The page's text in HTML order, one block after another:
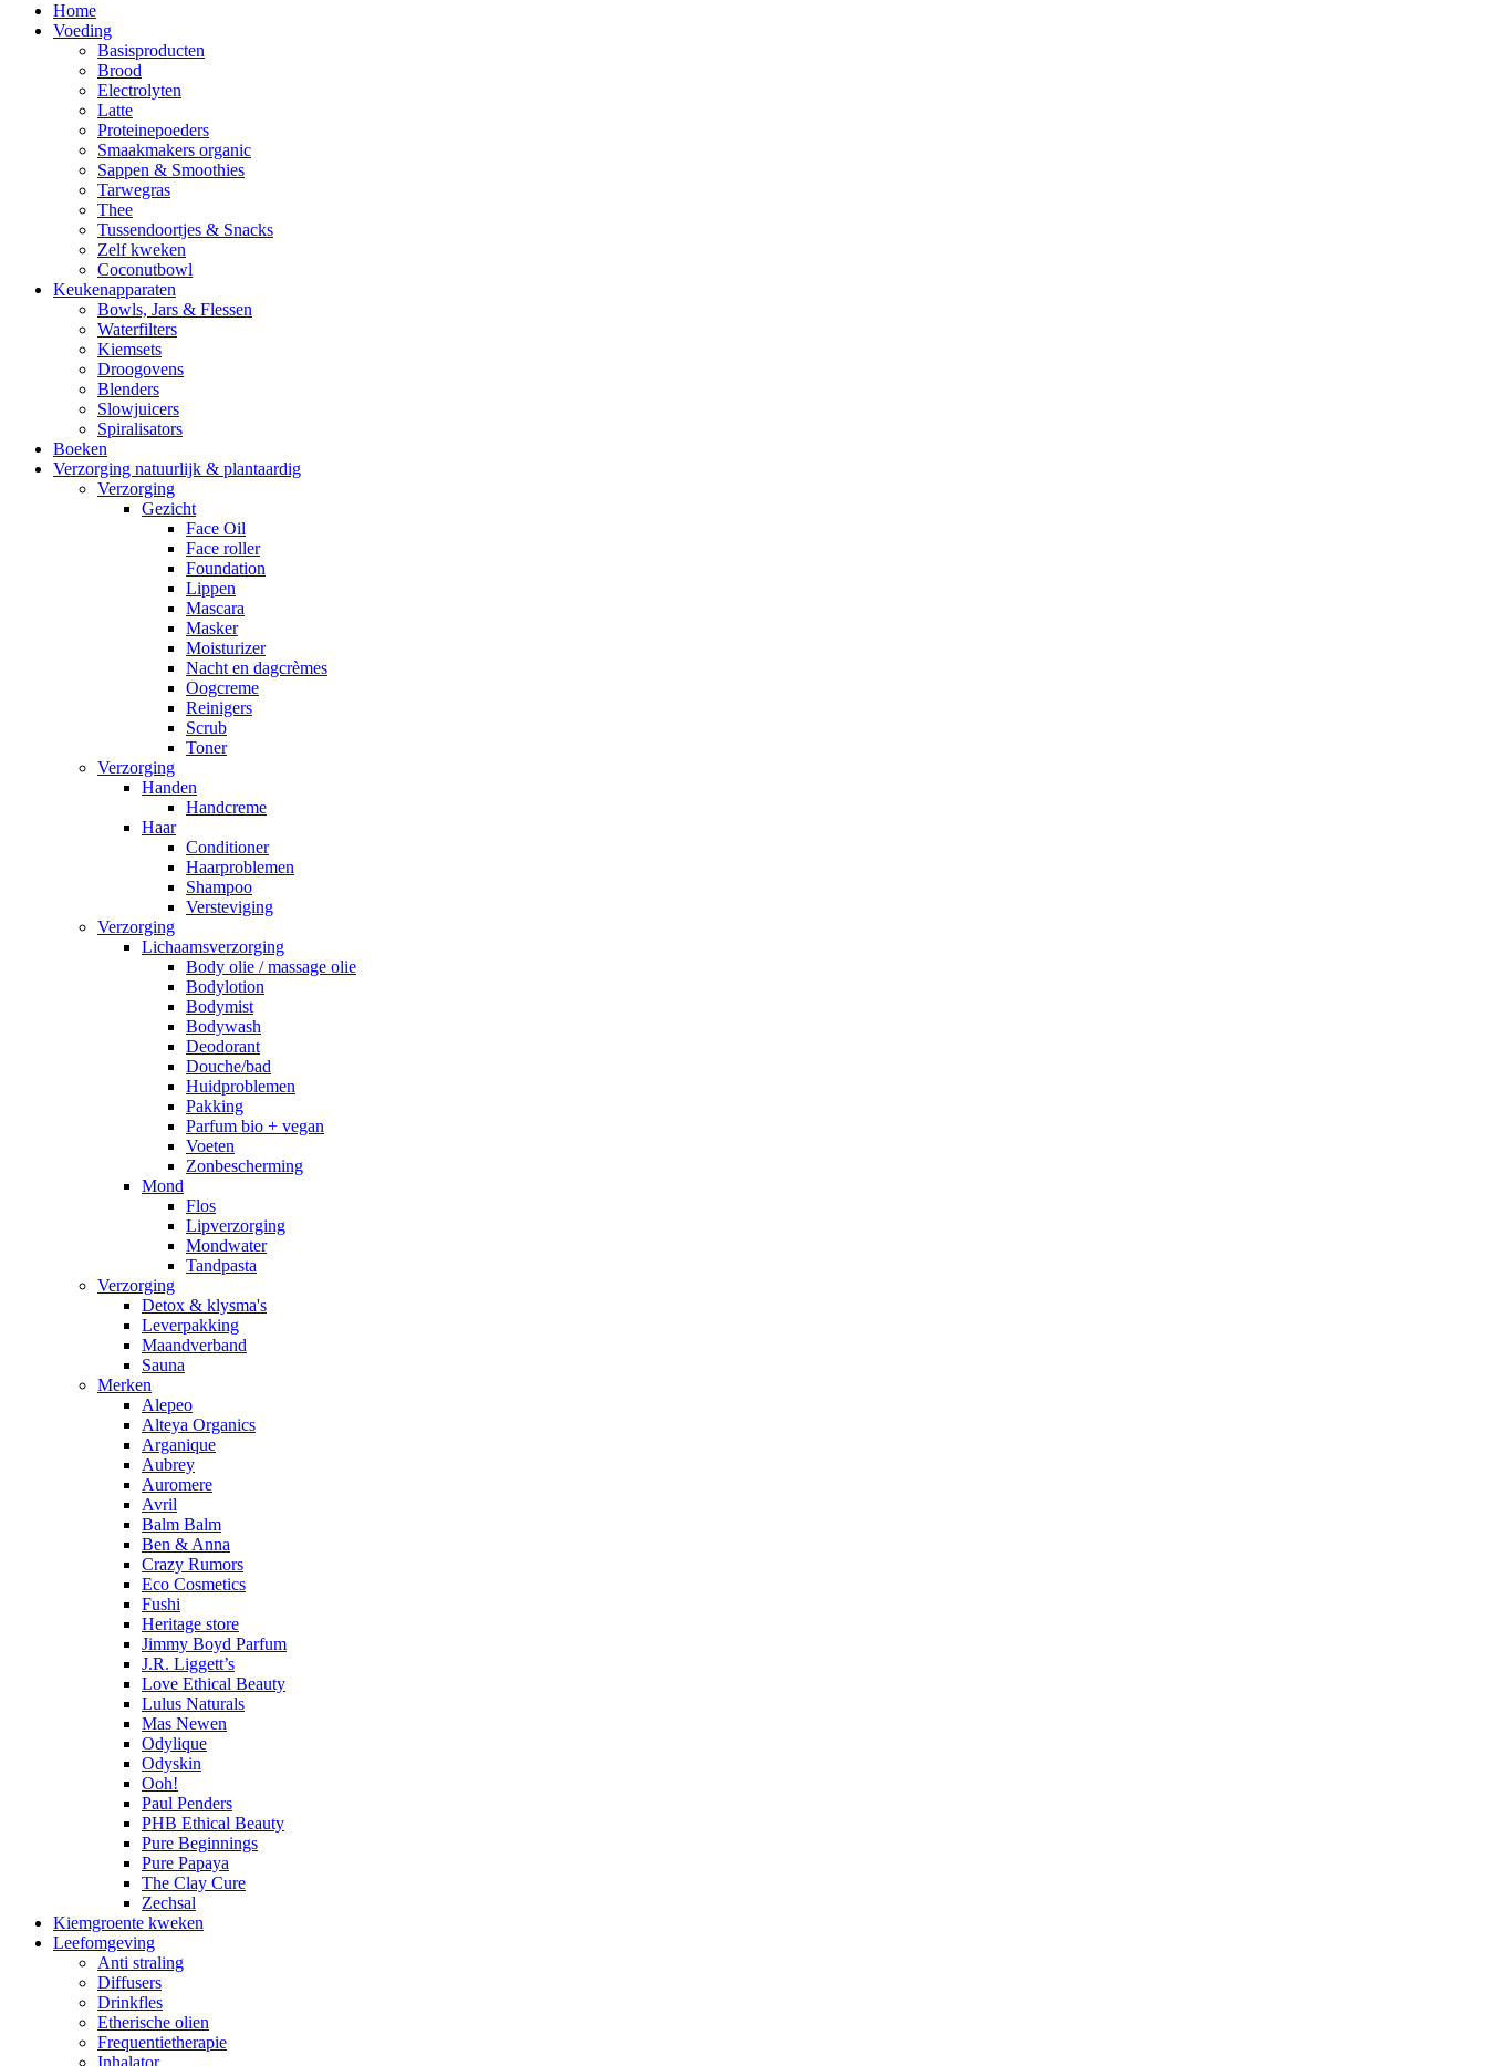
Home
Voeding
Basisproducten
Brood
Electrolyten
Latte
Proteinepoeders
Smaakmakers organic
Sappen & Smoothies
Tarwegras
Thee
Tussendoortjes & Snacks
Zelf kweken
Coconutbowl
Keukenapparaten
Bowls, Jars & Flessen
Waterfilters
Kiemsets
Droogovens
Blenders
Slowjuicers
Spiralisators
Boeken
Verzorging natuurlijk & plantaardig
Verzorging
Gezicht
Face Oil
Face roller
Foundation
Lippen
Mascara
Masker
Moisturizer
Nacht en dagcrèmes
Oogcreme
Reinigers
Scrub
Toner
Verzorging
Handen
Handcreme
Haar
Conditioner
Haarproblemen
Shampoo
Versteviging
Verzorging
Lichaamsverzorging
Body olie / massage olie
Bodylotion
Bodymist
Bodywash
Deodorant
Douche/bad
Huidproblemen
Pakking
Parfum bio + vegan
Voeten
Zonbescherming
Mond
Flos
Lipverzorging
Mondwater
Tandpasta
Verzorging
Detox & klysma's
Leverpakking
Maandverband
Sauna
Merken
Alepeo
Alteya Organics
Arganique
Aubrey
Auromere
Avril
Balm Balm
Ben & Anna
Crazy Rumors
Eco Cosmetics
Fushi
Heritage store
Jimmy Boyd Parfum
J.R. Liggett’s
Love Ethical Beauty
Lulus Naturals
Mas Newen
Odylique
Odyskin
Ooh!
Paul Penders
PHB Ethical Beauty
Pure Beginnings
Pure Papaya
The Clay Cure
Zechsal
Kiemgroente kweken
Leefomgeving
Anti straling
Diffusers
Drinkfles
Etherische olien
Frequentietherapie
Inhalator